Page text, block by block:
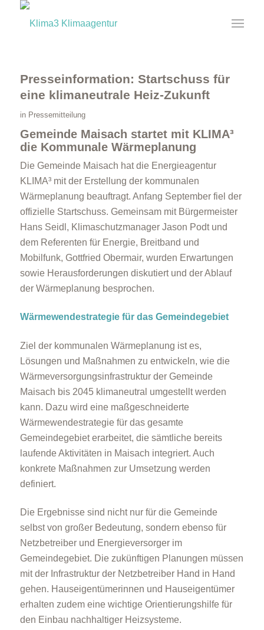
Presseinformation: Startschuss für
eine klimaneutrale Heiz-Zukunft
in Pressemitteilung
Gemeinde Maisach startet mit KLIMA³
die Kommunale Wärmeplanung
Die Gemeinde Maisach hat die Energieagentur
KLIMA³ mit der Erstellung der kommunalen
Wärmeplanung beauftragt. Anfang September fiel der
offizielle Startschuss. Gemeinsam mit Bürgermeister
Hans Seidl, Klimaschutzmanager Jason Podt und
dem Referenten für Energie, Breitband und
Mobilfunk, Gottfried Obermair, wurden Erwartungen
sowie Herausforderungen diskutiert und der Ablauf
der Wärmeplanung besprochen.
Wärmewendestrategie für das Gemeindegebiet
Ziel der kommunalen Wärmeplanung ist es,
Lösungen und Maßnahmen zu entwickeln, wie die
Wärmeversorgungsinfrastruktur der Gemeinde
Maisach bis 2045 klimaneutral umgestellt werden
kann. Dazu wird eine maßgeschneiderte
Wärmewendestrategie für das gesamte
Gemeindegebiet erarbeitet, die sämtliche bereits
laufende Aktivitäten in Maisach integriert. Auch
konkrete Maßnahmen zur Umsetzung werden
definiert.
Die Ergebnisse sind nicht nur für die Gemeinde
selbst von großer Bedeutung, sondern ebenso für
Netzbetreiber und Energieversorger im
Gemeindegebiet. Die zukünftigen Planungen müssen
mit der Infrastruktur der Netzbetreiber Hand in Hand
gehen. Hauseigentümerinnen und Hauseigentümer
erhalten zudem eine wichtige Orientierungshilfe für
den Einbau nachhaltiger Heizsysteme.